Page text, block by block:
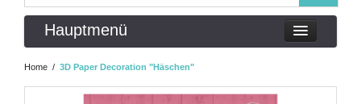
Hauptmenü
Home / 3D Paper Decoration "Häschen"